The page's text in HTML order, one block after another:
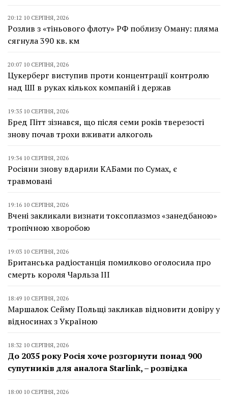
20:12 10 СЕРПНЯ, 2026
Розлив з «тіньового флоту» РФ поблизу Оману: пляма
сягнула 390 кв. км
20:07 10 СЕРПНЯ, 2026
Цукерберг виступив проти концентрації контролю
над ШІ в руках кількох компаній і держав
19:35 10 СЕРПНЯ, 2026
Бред Пітт зізнався, що після семи років тверезості
знову почав трохи вживати алкоголь
19:34 10 СЕРПНЯ, 2026
Росіяни знову вдарили КАБами по Сумах, є
травмовані
19:16 10 СЕРПНЯ, 2026
Вчені закликали визнати токсоплазмоз «занедбаною»
тропічною хворобою
19:03 10 СЕРПНЯ, 2026
Британська радіостанція помилково оголосила про
смерть короля Чарльза III
18:49 10 СЕРПНЯ, 2026
Маршалок Сейму Польщі закликав відновити довіру у
відносинах з Україною
18:32 10 СЕРПНЯ, 2026
До 2035 року Росія хоче розгорнути понад 900
супутників для аналога Starlink, – розвідка
18:00 10 СЕРПНЯ, 2026